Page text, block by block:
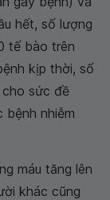
hết, số lượng
tế bào trên
kịp thời, số
cho sức đề
bệnh nhiễm
máu tăng lên
khác cũng